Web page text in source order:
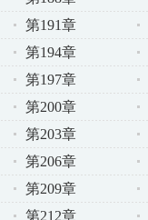
第191章
第194章
第197章
第200章
第203章
第206章
第209章
第212章